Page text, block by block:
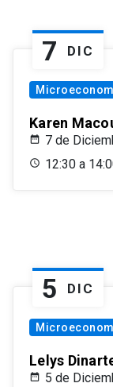
7 DIC
Karen
7 de
12:30 a
5 DIC
Lelys
5 de